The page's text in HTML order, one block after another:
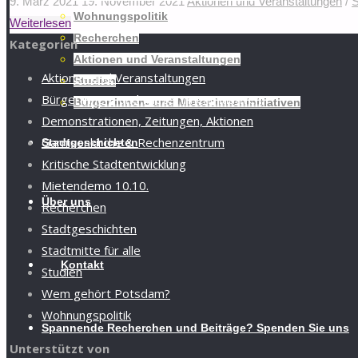
Wohnungspolitik
Recherchen
Aktionen und Veranstaltungen
Studien
Bürger:innen- und Mieter:inneninitiativen
Stadtgeschichten
Über uns
Kontakt
Spannende Recherchen und Beiträge? Spenden Sie uns
Weiterlesen"Volksinitiative
„Keine
Geschenke
den
Hohenzollern“
erfolgreich!"
Kategorien
Aktionen und Veranstaltungen
Bürger:innen- und Mieter:inneninitiativen
Demonstrationen, Zeitungen, Aktionen
Garnisonkirche & Rechenzentrum
Kritische Stadtentwicklung
Mietendemo 10.10.
Recherchen
Stadtgeschichten
Stadtmitte für alle
Studien
Wem gehört Potsdam?
Wohnungspolitik
Unterstützt von